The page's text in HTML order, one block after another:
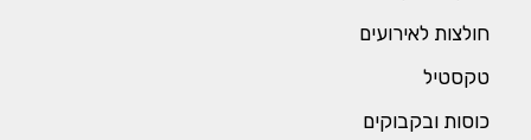
חולצות לאירועים
טקסטיל
כוסות ובקבוקים